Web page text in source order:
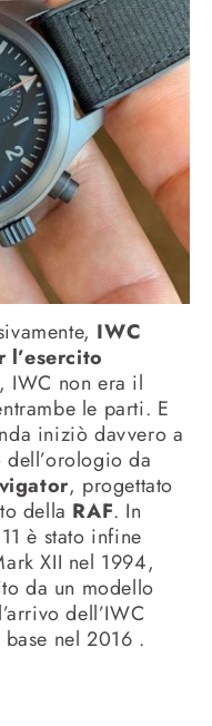
IWC
IWC non era il
le parti. E
iniziò davvero a
da
, progettato
della RAF. In
è stato infine
XII nel 1994,
da un modello
dell’IWC
nel 2016 .